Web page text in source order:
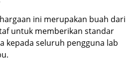
ini merupakan buah dari
untuk memberikan standar
kepada seluruh pengguna lab